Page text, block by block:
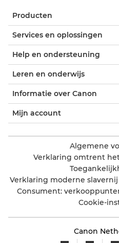
Producten
Services en oplossingen
Help en ondersteuning
Leren en onderwijs
Informatie over Canon
Mijn account
Algemene
Verklaring omtrent
Verklaring moderne slavernij
Consument:
Cookie-
Canon